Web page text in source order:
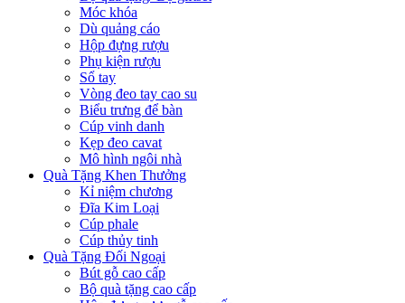
Móc khóa
Dù quảng cáo
Hộp đựng rượu
Phụ kiện rượu
Sổ tay
Vòng đeo tay cao su
Biểu trưng để bàn
Cúp vinh danh
Kẹp đeo cavat
Mô hình ngôi nhà
Quà Tặng Khen Thưởng
Kỉ niệm chương
Đĩa Kim Loại
Cúp phale
Cúp thủy tinh
Quà Tặng Đối Ngoại
Bút gỗ cao cấp
Bộ quà tặng cao cấp